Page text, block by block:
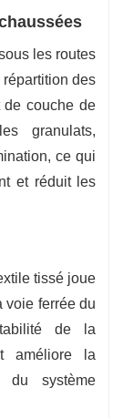
les routes
des
de couche de
granulats,
ce qui
et réduit les
tissé joue
voie ferrée du
de la
améliore la
du système